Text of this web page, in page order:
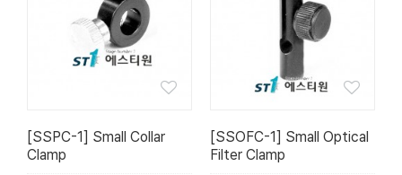
[SSPC-1] Small Collar
Clamp
[SSOFC-1] Small Optical
Filter Clamp